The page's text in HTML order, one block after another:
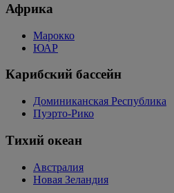
Африка
Марокко
ЮАР
Карибский бассейн
Доминиканская Республика
Пуэрто-Рико
Тихий океан
Австралия
Новая Зеландия